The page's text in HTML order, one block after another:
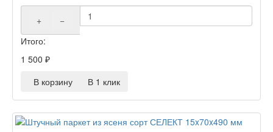
+
−
Итого:
1 500 ₽
В корзину
В 1 клик